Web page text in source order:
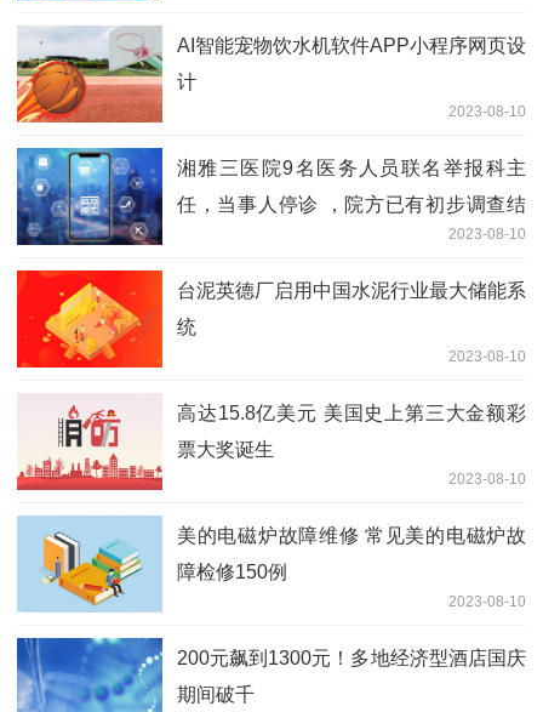
AI智能宠物饮水机软件APP小程序网页设
计
2023-08-10
湘雅三医院9名医务人员联名举报科主
任，当事人停诊 ，院方已有初步调查结
2023-08-10
台泥英德厂启用中国水泥行业最大储能系
统
2023-08-10
高达15.8亿美元 美国史上第三大金额彩
票大奖诞生
2023-08-10
美的电磁炉故障维修 常见美的电磁炉故
障检修150例
2023-08-10
200元飙到1300元！多地经济型酒店国庆
期间破千